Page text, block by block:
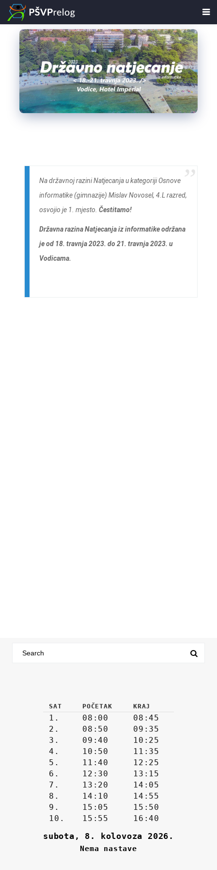
Na državnoj razini Natjecanja u kategoriji Osnove
informatike (gimnazije) Mislav Novosel, 4.L razred,
osvojio je 1. mjesto. Čestitamo!
Državna razina Natjecanja iz informatike održana
je od 18. travnja 2023. do 21. travnja 2023. u
Vodicama.